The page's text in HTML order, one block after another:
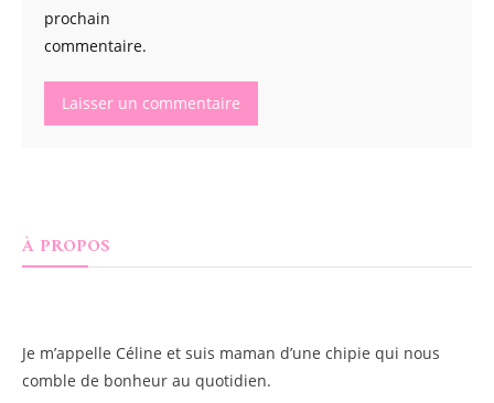
prochain
commentaire.
À PROPOS
Je m’appelle Céline et suis maman d’une chipie qui nous
comble de bonheur au quotidien.